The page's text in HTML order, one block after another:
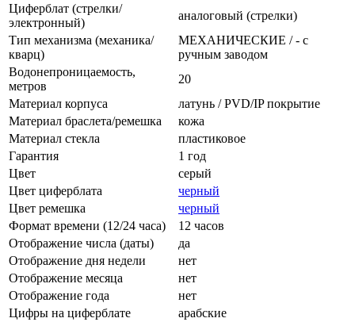
Циферблат (стрелки/
электронный)
аналоговый (стрелки)
Тип механизма (механика/
кварц)
МЕХАНИЧЕСКИЕ / - с
ручным заводом
Водонепроницаемость,
метров
20
Материал корпуса
латунь / PVD/IP покрытие
Материал браслета/ремешка
кожа
Материал стекла
пластиковое
Гарантия
1 год
Цвет
серый
Цвет циферблата
черный
Цвет ремешка
черный
Формат времени (12/24 часа)
12 часов
Отображение числа (даты)
да
Отображение дня недели
нет
Отображение месяца
нет
Отображение года
нет
Цифры на циферблате
арабские